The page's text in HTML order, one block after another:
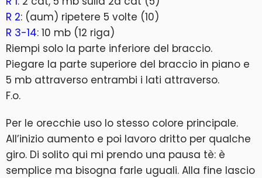
R 2: (aum) ripetere 5 volte (10)
R 3-14: 10 mb (12 riga)
Riempi solo la parte inferiore del braccio.
Piegare la parte superiore del braccio in piano e
5 mb attraverso entrambi i lati attraverso.
F.o.
Per le orecchie uso lo stesso colore principale.
All’inizio aumento e poi lavoro dritto per qualche
giro. Di solito qui mi prendo una pausa tè: è
semplice ma bisogna farle uguali. Alla fine lascio